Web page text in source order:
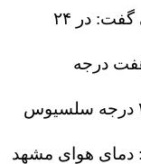
قاسمی گفت: در ۲۴
درجه
خنک‌ترین و فیض‌آباد با دمای روزانه ۳۶ درجه سلسیوس
دمای هوای مشهد